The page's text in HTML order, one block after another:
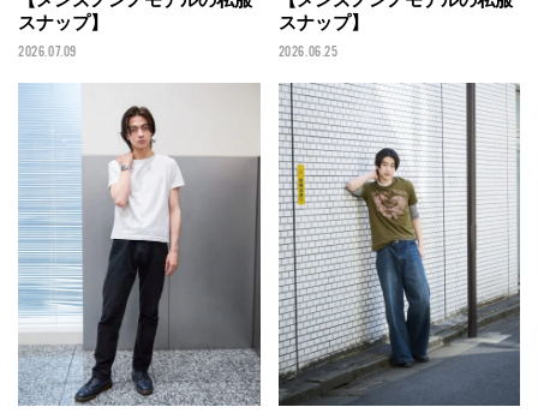
スナップ】
2026.07.09
スナップ】
2026.06.25